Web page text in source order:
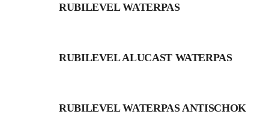
RUBILEVEL WATERPAS
RUBILEVEL ALUCAST WATERPAS
RUBILEVEL WATERPAS ANTISCHOK